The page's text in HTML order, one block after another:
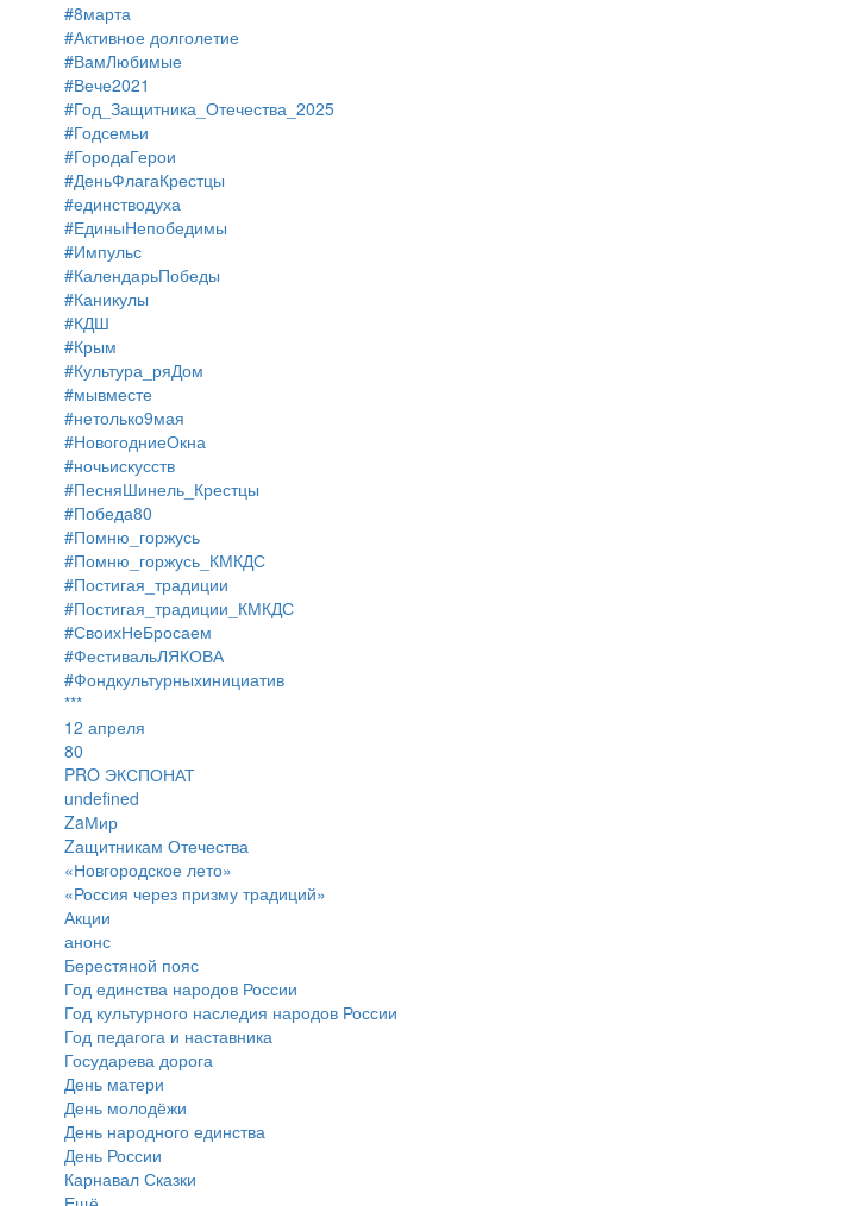
#8марта
#Активное долголетие
#ВамЛюбимые
#Вече2021
#Год_Защитника_Отечества_2025
#Годсемьи
#ГородаГерои
#ДеньФлагаКрестцы
#единстводуха
#ЕдиныНепобедимы
#Импульс
#КалендарьПобеды
#Каникулы
#КДШ
#Крым
#Культура_ряДом
#мывместе
#нетолько9мая
#НовогодниеОкна
#ночьискусств
#ПесняШинель_Крестцы
#Победа80
#Помню_горжусь
#Помню_горжусь_КМКДС
#Постигая_традиции
#Постигая_традиции_КМКДС
#СвоихНеБросаем
#ФестивальЛЯКОВА
#Фондкультурныхинициатив
***
12 апреля
80
PRO ЭКСПОНАТ
undefined
ZaМир
Zащитникам Отечества
«Новгородское лето»
«Россия через призму традиций»
Акции
анонс
Берестяной пояс
Год единства народов России
Год культурного наследия народов России
Год педагога и наставника
Государева дорога
День матери
День молодёжи
День народного единства
День России
Карнавал Сказки